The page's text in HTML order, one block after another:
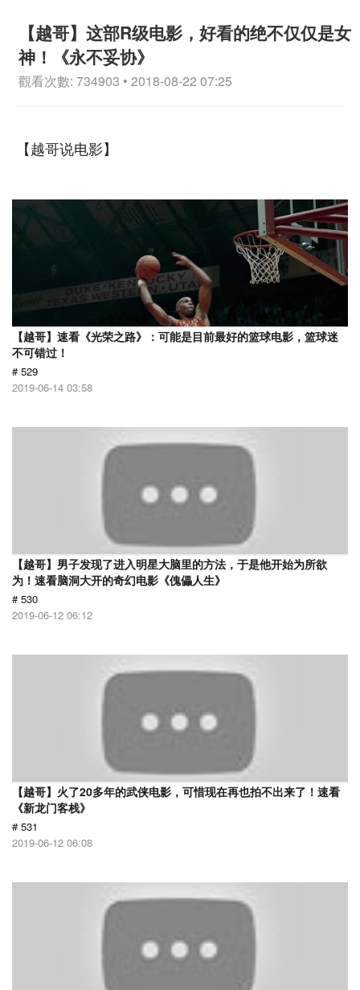
【越哥】这部R级电影，好看的绝不仅仅是女
神！《永不妥协》
觀看次數: 734903 • 2018-08-22 07:25
【越哥说电影】
【越哥】速看《光荣之路》：可能是目前最好的篮球电影，篮球迷
不可错过！
# 529
2019-06-14 03:58
【越哥】男子发现了进入明星大脑里的方法，于是他开始为所欲
为！速看脑洞大开的奇幻电影《傀儡人生》
# 530
2019-06-12 06:12
【越哥】火了20多年的武侠电影，可惜现在再也拍不出来了！速看
《新龙门客栈》
# 531
2019-06-12 06:08